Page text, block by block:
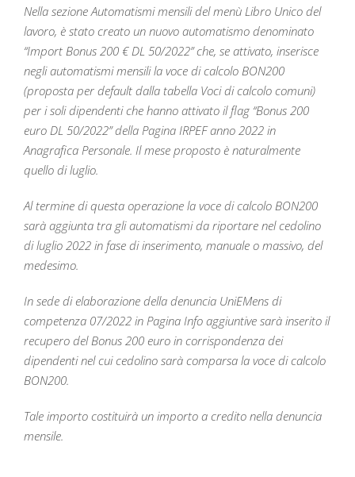
Nella sezione Automatismi mensili del menù Libro Unico del
lavoro, è stato creato un nuovo automatismo denominato
“Import Bonus 200 € DL 50/2022” che, se attivato, inserisce
negli automatismi mensili la voce di calcolo BON200
(proposta per default dalla tabella Voci di calcolo comuni)
per i soli dipendenti che hanno attivato il flag “Bonus 200
euro DL 50/2022” della Pagina IRPEF anno 2022 in
Anagrafica Personale. Il mese proposto è naturalmente
quello di luglio.
Al termine di questa operazione la voce di calcolo BON200
sarà aggiunta tra gli automatismi da riportare nel cedolino
di luglio 2022 in fase di inserimento, manuale o massivo, del
medesimo.
In sede di elaborazione della denuncia UniEMens di
competenza 07/2022 in Pagina Info aggiuntive sarà inserito il
recupero del Bonus 200 euro in corrispondenza dei
dipendenti nel cui cedolino sarà comparsa la voce di calcolo
BON200.
Tale importo costituirà un importo a credito nella denuncia
mensile.